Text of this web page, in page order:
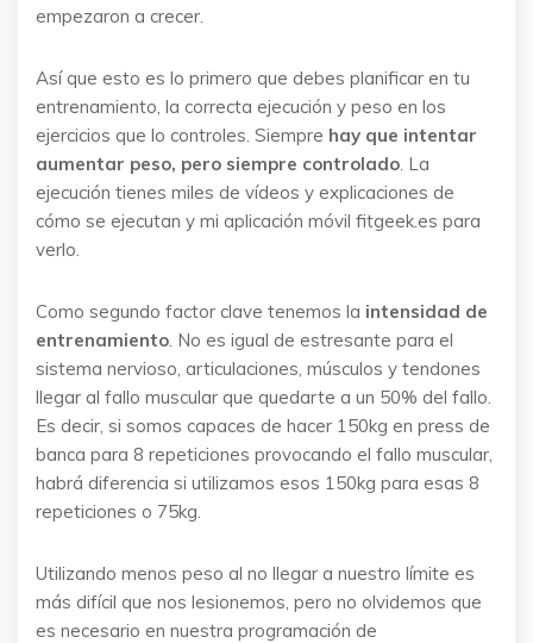
empezaron a crecer.
Así que esto es lo primero que debes planificar en tu
entrenamiento, la correcta ejecución y peso en los
ejercicios que lo controles. Siempre hay que intentar
aumentar peso, pero siempre controlado. La
ejecución tienes miles de vídeos y explicaciones de
cómo se ejecutan y mi aplicación móvil fitgeek.es para
verlo.
Como segundo factor clave tenemos la intensidad de
entrenamiento. No es igual de estresante para el
sistema nervioso, articulaciones, músculos y tendones
llegar al fallo muscular que quedarte a un 50% del fallo.
Es decir, si somos capaces de hacer 150kg en press de
banca para 8 repeticiones provocando el fallo muscular,
habrá diferencia si utilizamos esos 150kg para esas 8
repeticiones o 75kg.
Utilizando menos peso al no llegar a nuestro límite es
más difícil que nos lesionemos, pero no olvidemos que
es necesario en nuestra programación de